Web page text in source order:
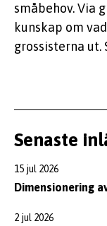
småbehov. Via
kunskap om
grossisterna ut.
Senaste
15 jul 2026
Dimensionering
2 jul 2026